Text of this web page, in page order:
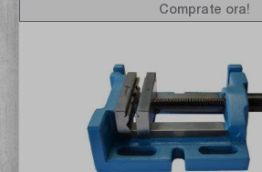
Comprate ora!